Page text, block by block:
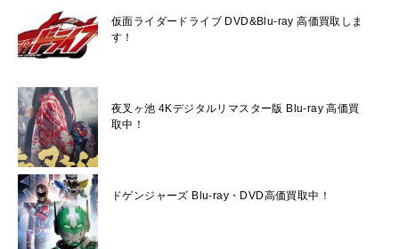
仮面ライダードライブ DVD&Blu-ray 高価買取しま
す！
夜叉ヶ池 4Kデジタルリマスター版 Blu-ray 高価買
取中！
ドゲンジャーズ Blu-ray・DVD高価買取中！